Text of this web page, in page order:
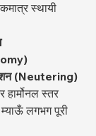
स्थायी
(Neutering)
स्तर
लगभग पूरी